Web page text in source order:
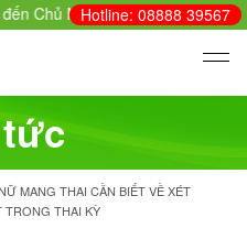
Chủ Nhật - Cấp cứu: 24/24.
Hotline: 08888 39567
MANG THAI CẦN BIẾT VỀ XÉT
TRONG THAI KỲ